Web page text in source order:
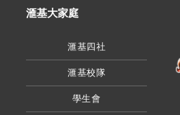
滙基大家庭
滙基四社
滙基校隊
學生會